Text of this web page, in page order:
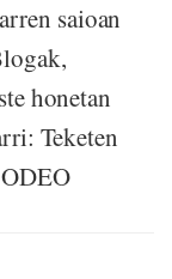
saioan
honetan
Teketen